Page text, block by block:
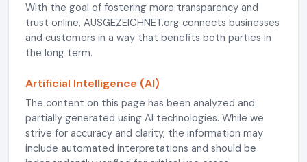
With the goal of fostering more transparency and
trust online, AUSGEZEICHNET.org connects businesses
and customers in a way that benefits both parties in
the long term.
Artificial Intelligence (AI)
The content on this page has been analyzed and
partially generated using AI technologies. While we
strive for accuracy and clarity, the information may
include automated interpretations and should be